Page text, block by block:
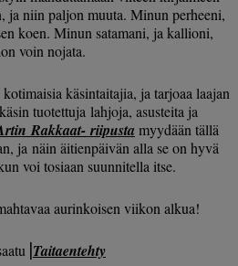
ja niin paljon muuta. Minun perheeni,
koen. Minun satamani, ja kallioni,
voin nojata.
käsintaitajia, ja tarjoaa laajan
tuotettuja lahjoja, asusteita ja
Rakkaat- riipusta myydään tällä
ja näin äitienpäivän alla se on hyvä
voi tosiaan suunnitella itse.
aurinkoisen viikon alkua!
Taitaentehty